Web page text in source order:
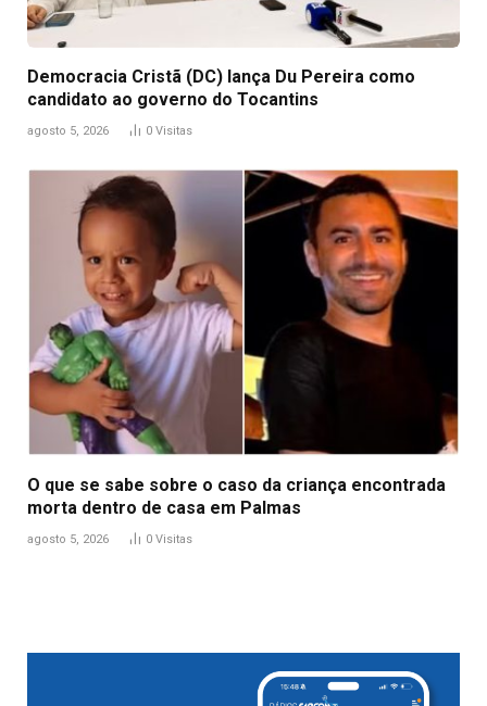
Democracia Cristã (DC) lança Du Pereira como
candidato ao governo do Tocantins
agosto 5, 2026 0 Visitas
O que se sabe sobre o caso da criança encontrada
morta dentro de casa em Palmas
agosto 5, 2026 0 Visitas